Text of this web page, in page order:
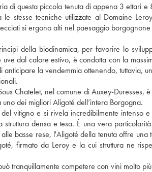
di questa piccola tenuta di appena 3 ettari
le stesse tecniche utilizzate al Domaine
si ergono alti nel paesaggio
della biodinamica, per favorire lo
dal calore estivo, è condotta con la
anticipare la vendemmia ottenendo, tuttavia,
Chatelet, nel comune di Auxey-Duresses,
dei migliori Aligoté dell’intera Borgogna.
vitigno e si rivela incredibilmente intenso
densa e tesa. È una vera
basse rese, l'Aligoté della tenuta offre
firmato da Leroy e la cui struttura ne
tranquillamente competere con vini molto